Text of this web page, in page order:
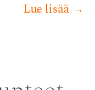
Lue lisää →